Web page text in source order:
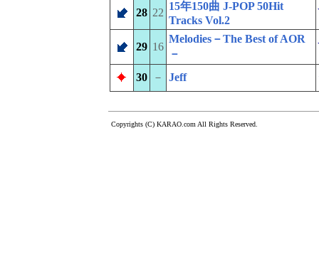
28 22
15年150曲 J-POP 50Hit
Tracks Vol.2
29 16
Melodies－The Best of AOR
－
30 － Jeff
Copyrights (C) KARAO.com All Rights Reserved.